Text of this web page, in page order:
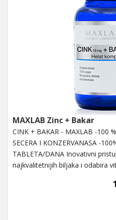
MAXLAB Zinc + Bakar
CINK + BAKAR - MAXLAB -100
SECERA I KONZERVANASA -
TABLETA/DANA Inovativni
najkvalitetnijih biljaka i odabira